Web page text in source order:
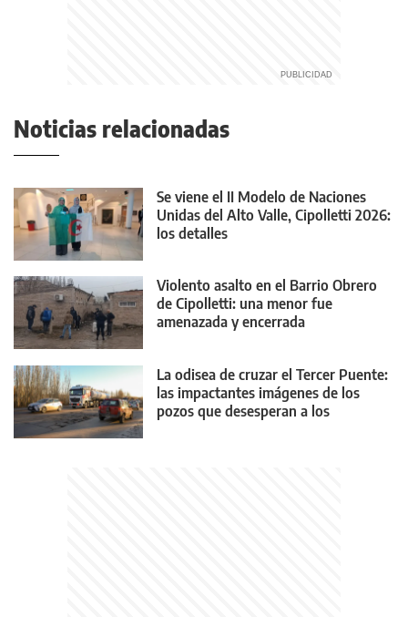
Noticias relacionadas
Se viene el II Modelo de Naciones
Unidas del Alto Valle, Cipolletti 2026:
los detalles
Violento asalto en el Barrio Obrero
de Cipolletti: una menor fue
amenazada y encerrada
La odisea de cruzar el Tercer Puente:
las impactantes imágenes de los
pozos que desesperan a los